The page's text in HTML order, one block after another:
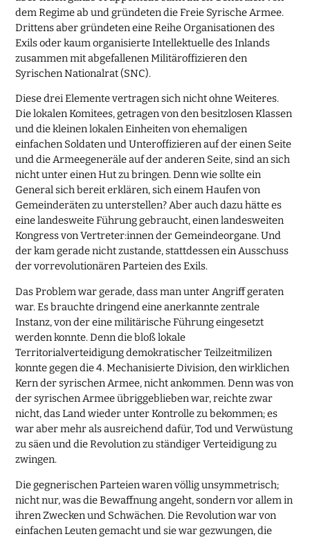
dem Regime ab und gründeten die Freie Syrische Armee.
Drittens aber gründeten eine Reihe Organisationen des
Exils oder kaum organisierte Intellektuelle des Inlands
zusammen mit abgefallenen Militäroffizieren den
Syrischen Nationalrat (SNC).
Diese drei Elemente vertragen sich nicht ohne Weiteres.
Die lokalen Komitees, getragen von den besitzlosen Klassen
und die kleinen lokalen Einheiten von ehemaligen
einfachen Soldaten und Unteroffizieren auf der einen Seite
und die Armeegeneräle auf der anderen Seite, sind an sich
nicht unter einen Hut zu bringen. Denn wie sollte ein
General sich bereit erklären, sich einem Haufen von
Gemeinderäten zu unterstellen? Aber auch dazu hätte es
eine landesweite Führung gebraucht, einen landesweiten
Kongress von Vertreter:innen der Gemeindeorgane. Und
der kam gerade nicht zustande, stattdessen ein Ausschuss
der vorrevolutionären Parteien des Exils.
Das Problem war gerade, dass man unter Angriff geraten
war. Es brauchte dringend eine anerkannte zentrale
Instanz, von der eine militärische Führung eingesetzt
werden konnte. Denn die bloß lokale
Territorialverteidigung demokratischer Teilzeitmilizen
konnte gegen die 4. Mechanisierte Division, den wirklichen
Kern der syrischen Armee, nicht ankommen. Denn was von
der syrischen Armee übriggeblieben war, reichte zwar
nicht, das Land wieder unter Kontrolle zu bekommen; es
war aber mehr als ausreichend dafür, Tod und Verwüstung
zu säen und die Revolution zu ständiger Verteidigung zu
zwingen.
Die gegnerischen Parteien waren völlig unsymmetrisch;
nicht nur, was die Bewaffnung angeht, sondern vor allem in
ihren Zwecken und Schwächen. Die Revolution war von
einfachen Leuten gemacht und sie war gezwungen, die